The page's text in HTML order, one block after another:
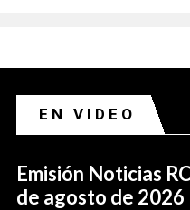
EN VIDEO
Emisión Noticias
de agosto de 2026